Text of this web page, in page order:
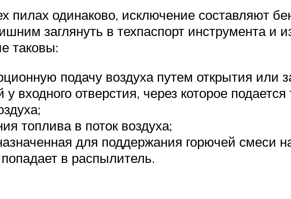
пилах одинаково, исключение составляют
заглянуть в техпаспорт инструмента и
таковы:
подачу воздуха путем открытия или
отверстия, через которое подается
топлива в поток воздуха;
для поддержания горючей смеси
в распылитель.